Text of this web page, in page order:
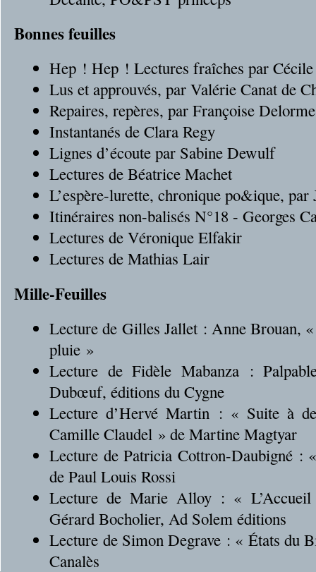
Bonnes feuilles
Hep ! Hep ! Lectures fraîches par
Lus et approuvés, par Valérie Canat de
Repaires, repères, par Françoise Delorme
Instantanés de Clara Regy
Lignes d’écoute par Sabine Dewulf
Lectures de Béatrice Machet
L’espère-lurette, chronique po&ique, par
Itinéraires non-balisés N°18 - Georges
Lectures de Véronique Elfakir
Lectures de Mathias Lair
Mille-Feuilles
Lecture de Gilles Jallet : Anne Brouan,
pluie »
Lecture de Fidèle Mabanza :
Dubœuf, éditions du Cygne
Lecture d’Hervé Martin : « Suite à
Camille Claudel » de Martine Magtyar
Lecture de Patricia Cottron-Daubigné :
de Paul Louis Rossi
Lecture de Marie Alloy : «
Gérard Bocholier, Ad Solem éditions
Lecture de Simon Degrave : « États du
Canalès